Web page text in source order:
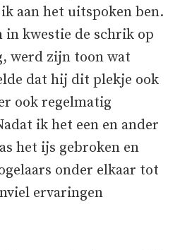
aan het uitspoken ben.
in kwestie de schrik op
werd zijn toon wat
dat hij dit plekje ook
ook regelmatig
ik het een en ander
het ijs gebroken en
onder elkaar tot
ervaringen